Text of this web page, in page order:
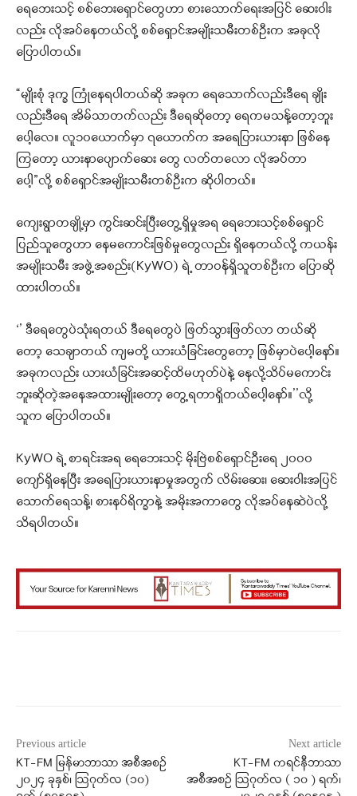
ရေဘေးသင့် စစ်ဘေးရှောင်တွေဟာ စားသောက်ရေးအပြင် ဆေးဝါး
လည်း လိုအပ်နေတယ်လို့ စစ်ရှောင်အမျိုးသမီးတစ်ဦးက အခုလို
ပြောပါတယ်။
“မျိုးစုံ ဒုက္ခ ကြုံနေရပါတယ်ဆို အခုက ရေသောက်လည်းဒီရေ ချိုး
လည်းဒီရေ အိမ်သာတက်လည်း ဒီရေဆိုတော့ ရေကမသန့်တော့ဘူး
ပေါ့လေ။ လူ၁၀ယောက်မှာ ၇ယောက်က အရေပြားယားနာ ဖြစ်နေ
ကြတော့ ယားနာပျောက်ဆေး တွေ လတ်တလော လိုအပ်တာ
ပေါ့”လို့ စစ်ရှောင်အမျိုးသမီးတစ်ဦးက ဆိုပါတယ်။
ကျေးရွာတချို့မှာ ကွင်းဆင်းပြီးတွေ့ရှိမှုအရ ရေဘေးသင့်စစ်ရှောင်
ပြည်သူတွေဟာ နေမကောင်းဖြစ်မှုတွေလည်း ရှိနေတယ်လို့ ကယန်း
အမျိုးသမီး အဖွဲ့အစည်း(KyWO) ရဲ့ တာဝန်ရှိသူတစ်ဦးက ပြောဆို
ထားပါတယ်။
‘’ ဒီရေတွေပဲသုံးရတယ် ဒီရေတွေပဲ ဖြတ်သွားဖြတ်လာ တယ်ဆို
တော့ သေချာတယ် ကျမတို့ ယားယံခြင်းတွေတော့ ဖြစ်မှာပဲပေါ့နော်။
အခုကလည်း ယားယံခြင်းအဆင့်ထိမဟုတ်ပဲနဲ့ နေလို့သိပ်မကောင်း
ဘူးဆိုတဲ့အနေအထားမျိုးတော့ တွေ့ရတာရှိတယ်ပေါ့နော်။’’လို့
သူက ပြောပါတယ်။
KyWO ရဲ့ စာရင်းအရ ရေဘေးသင့် မိုးဗြဲစစ်ရှောင်ဦးရေ ၂၀၀၀
ကျော်ရှိနေပြီး အရေပြားယားနာမှုအတွက် လိမ်းဆေး၊ ဆေးဝါးအပြင်
သောက်ရေသန့်၊ စားနပ်ရိက္ခာနဲ့ အမိုးအကာတွေ လိုအပ်နေဆဲပဲလို့
သိရပါတယ်။
Previous article
KT-FM မြန်မာဘာသာ အစီအစဉ်
၂၀၂၄ ခုနှစ်၊ ဩဂုတ်လ (၁၀)
Next article
KT-FM ကရင်နီဘာသာ
အစီအစဉ် ဩဂုတ်လ ( ၁၀ ) ရက်၊